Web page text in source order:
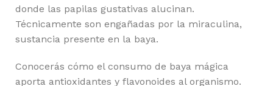
donde las papilas gustativas alucinan.
Técnicamente son engañadas por la miraculina,
sustancia presente en la baya.
Conocerás cómo el consumo de baya mágica
aporta antioxidantes y flavonoides al organismo.